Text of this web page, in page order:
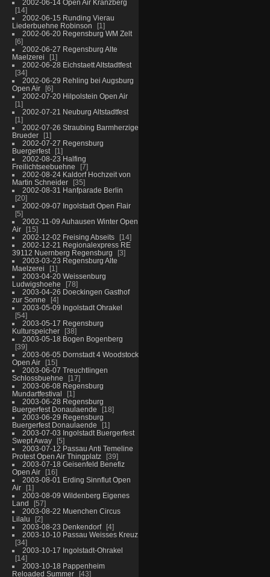
2002-06-14 Open Air Kranzberg
14
2002-06-15 Runding Vierau
Liederbuehne Robinson
1
2002-06-20 Regensburg WM Zelt
6
2002-06-27 Regensburg Alte
Maelzerei
1
2002-06-28 Eichstaett Altstadtfest
34
2002-06-29 Rehling bei Augsburg
Open Air
6
2002-07-20 Hilpolstein Open Air
1
2002-07-21 Neuburg Altstadtfest
1
2002-07-26 Straubing Barmherzige
Brueder
1
2002-07-27 Regensburg
Buergerfest
1
2002-08-23 Halfing
Freilichtseebuehne
7
2002-08-24 Kaldorf Hochzeit von
Martin Schneider
35
2002-08-31 Hanfparade Berlin
20
2002-09-07 Ingolstadt Open Flair
5
2002-11-09 Auhausen Winter Open
Air
15
2002-12-02 Freising Abseits
14
2002-12-21 Regionalexpress RE
39112 Nuernberg Regensburg
3
2003-03-23 Regensburg Alte
Maelzerei
1
2003-04-20 Weissenburg
Ludwigshoehe
78
2003-04-26 Doeckingen Gasthof
zur Sonne
4
2003-05-09 Ingolstadt Ohrakel
54
2003-05-17 Regensburg
Kulturspeicher
38
2003-05-18 Bogen Bogenberg
39
2003-06-05 Dornstadt 4 Woodstock
Open Air
15
2003-06-07 Treuchtlingen
Schlossbuehne
17
2003-06-08 Regensburg
Mundartfestival
1
2003-06-28 Regensburg
Buergerfest Donaulaende
18
2003-06-29 Regensburg
Buergerfest Donaulaende
1
2003-07-03 Ingolstadt Buergerfest
Swept Away
5
2003-07-12 Passau Anti Temeline
Protest Open Air Thingplatz
39
2003-07-18 Geisenfeld Benefiz
Open Air
16
2003-08-01 Erding Sinnflut Open
Air
1
2003-08-09 Wildenberg Eigenes
Land
57
2003-08-22 Muenchen Circus
Lilalu
2
2003-08-23 Denkendorf
4
2003-10-10 Passau Weisses Kreuz
34
2003-10-17 Ingolstadt-Ohrakel
14
2003-10-18 Pappenheim
Reloaded Summer
43